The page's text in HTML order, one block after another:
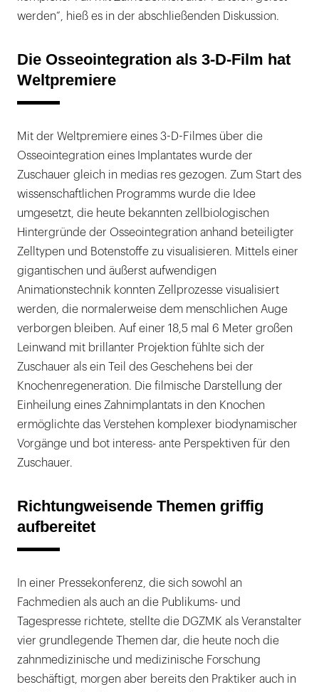
werden“, hieß es in der abschließenden Diskussion.
Die Osseointegration als 3-D-Film hat
Weltpremiere
Mit der Weltpremiere eines 3-D-Filmes über die
Osseointegration eines Implantates wurde der
Zuschauer gleich in medias res gezogen. Zum Start des
wissenschaftlichen Programms wurde die Idee
umgesetzt, die heute bekannten zellbiologischen
Hintergründe der Osseointegration anhand beteiligter
Zelltypen und Botenstoffe zu visualisieren. Mittels einer
gigantischen und äußerst aufwendigen
Animationstechnik konnten Zellprozesse visualisiert
werden, die normalerweise dem menschlichen Auge
verborgen bleiben. Auf einer 18,5 mal 6 Meter großen
Leinwand mit brillanter Projektion fühlte sich der
Zuschauer als ein Teil des Geschehens bei der
Knochenregeneration. Die filmische Darstellung der
Einheilung eines Zahnimplantats in den Knochen
ermöglichte das Verstehen komplexer biodynamischer
Vorgänge und bot interess- ante Perspektiven für den
Zuschauer.
Richtungweisende Themen griffig
aufbereitet
In einer Pressekonferenz, die sich sowohl an
Fachmedien als auch an die Publikums- und
Tagespresse richtete, stellte die DGZMK als Veranstalter
vier grundlegende Themen dar, die heute noch die
zahnmedizinische und medizinische Forschung
beschäftigt, morgen aber bereits den Praktiker auch in